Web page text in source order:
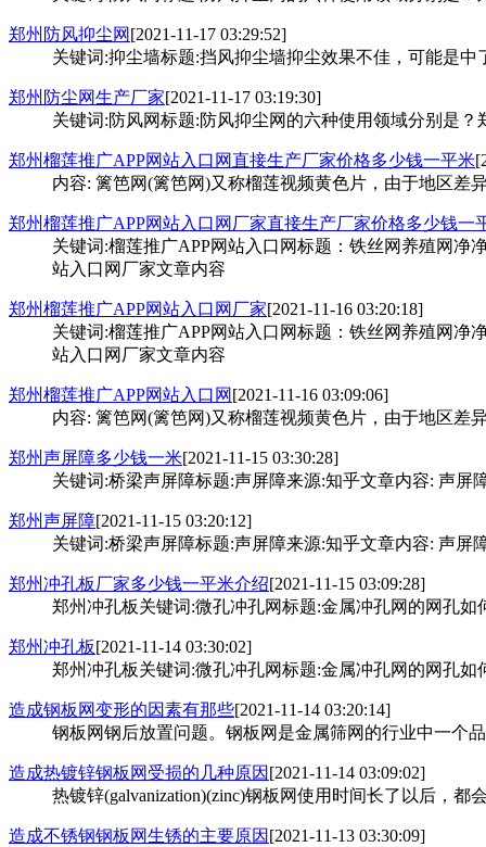
郑州防风抑尘网 [2021-11-17 03:29:52]
关键词:抑尘墙标题:挡风抑尘墙抑尘效果不佳，可能是
郑州防尘网生产厂家[2021-11-17 03:19:30]
关键词:防风网标题:防风抑尘网的六种使用领域分别是
郑州榴莲推广APP网站入口网直接生产厂家价格多少钱一平米
内容: 篱笆网(篱笆网)又称榴莲视频黄色片，由于地区差异
郑州榴莲推广APP网站入口网厂家直接生产厂家价格多少钱一
关键词:榴莲推广APP网站入口网标题：铁丝网养殖网
站入口网厂家文章内容
郑州榴莲推广APP网站入口网厂家[2021-11-16 03:20:18]
关键词:榴莲推广APP网站入口网标题：铁丝网养殖网
站入口网厂家文章内容
郑州榴莲推广APP网站入口网 [2021-11-16 03:09:06]
内容: 篱笆网(篱笆网)又称榴莲视频黄色片，由于地区差异
郑州声屏障多少钱一米[2021-11-15 03:30:28]
关键词:桥梁声屏障标题:声屏障来源:知乎文章内容: 声屏障
郑州声屏障[2021-11-15 03:20:12]
关键词:桥梁声屏障标题:声屏障来源:知乎文章内容: 声屏障
郑州冲孔板厂家多少钱一平米介绍[2021-11-15 03:09:28]
郑州冲孔板关键词:微孔冲孔网标题:金属冲孔网的网孔
郑州冲孔板[2021-11-14 03:30:02]
郑州冲孔板关键词:微孔冲孔网标题:金属冲孔网的网孔
造成钢板网变形的因素有那些[2021-11-14 03:20:14]
钢板网钢后放置问题。钢板网是金属筛网的行业中一个品种
造成热镀锌钢板网受损的几种原因 [2021-11-14 03:09:02]
热镀锌(galvanization)(zinc)钢板网使用时间长了以后，都
造成不锈钢钢板网生锈的主要原因 [2021-11-13 03:30:09]